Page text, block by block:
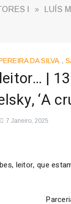
I » LUÍS
DA SILVA ,
|
‘A
7 Janeiro, 2025
leitor, que